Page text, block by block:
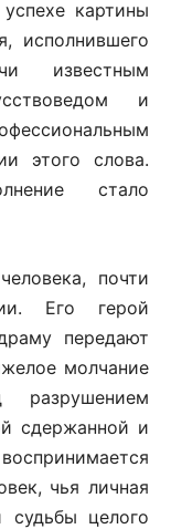
картины
исполнившего
известным
и
этого слова.
стало
почти
Его герой
передают
молчание
разрушением
сдержанной и
чья личная
судьбы целого